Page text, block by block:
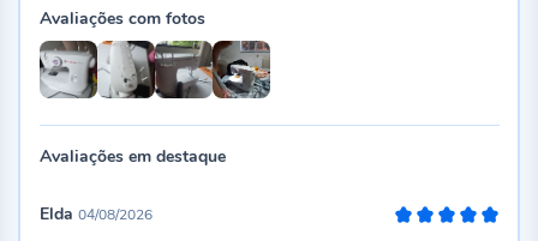
Avaliações com fotos
Avaliações em destaque
Elda 04/08/2026